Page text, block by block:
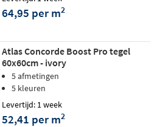
64,95 per m2
Atlas Concorde Boost Pro tegel
60x60cm - ivory
5 afmetingen
5 kleuren
Levertijd: 1 week
52,41 per m2